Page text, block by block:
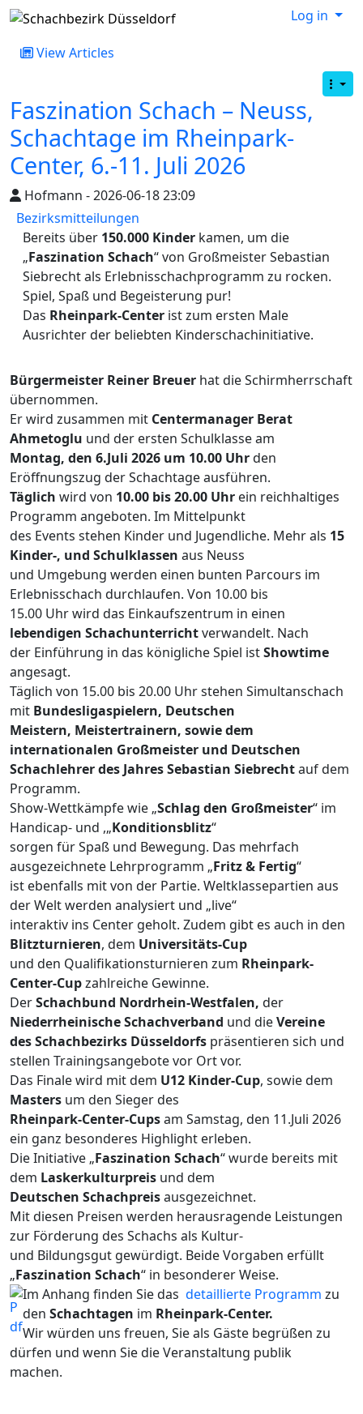
Log in
View Articles
Faszination Schach – Neuss,
Schachtage im Rheinpark-
Center, 6.-11. Juli 2026
Hofmann - 2026-06-18 23:09
Bezirksmitteilungen
Bereits über 150.000 Kinder kamen, um die
„Faszination Schach“ von Großmeister Sebastian
Siebrecht als Erlebnisschachprogramm zu rocken.
Spiel, Spaß und Begeisterung pur!
Das Rheinpark-Center ist zum ersten Male
Ausrichter der beliebten Kinderschachinitiative.
Bürgermeister Reiner Breuer hat die Schirmherrschaft
übernommen.
Er wird zusammen mit Centermanager Berat
Ahmetoglu und der ersten Schulklasse am
Montag, den 6.Juli 2026 um 10.00 Uhrden
Eröffnungszug der Schachtage ausführen.
Täglich wird von 10.00 bis 20.00 Uhr ein reichhaltiges
Programm angeboten. Im Mittelpunkt
des Events stehen Kinder und Jugendliche. Mehr als 15
Kinder-, und Schulklassen aus Neuss
und Umgebung werden einen bunten Parcours im
Erlebnisschach durchlaufen. Von 10.00 bis
15.00 Uhr wird das Einkaufszentrum in einen
lebendigen Schachunterrichtverwandelt. Nach
der Einführung in das königliche Spiel istShowtime
angesagt.
Täglich von 15.00 bis 20.00 Uhr stehen Simultanschach
mit Bundesligaspielern, Deutschen
Meistern, Meistertrainern, sowie dem
internationalen Großmeister und Deutschen
Schachlehrer des Jahres Sebastian Siebrechtauf dem
Programm.
Show-Wettkämpfe wie „Schlag den Großmeister“ im
Handicap- und ,„Konditionsblitz“
sorgen für Spaß und Bewegung. Das mehrfach
ausgezeichnete Lehrprogramm „Fritz & Fertig“
ist ebenfalls mit von der Partie. Weltklassepartien aus
der Welt werden analysiert und „live“
interaktiv ins Center geholt. Zudem gibt es auch in den
Blitzturnieren, dem Universitäts-Cup
und den Qualifikationsturnieren zum Rheinpark-
Center-Cupzahlreiche Gewinne.
DerSchachbund Nordrhein-Westfalen, der
Niederrheinische Schachverband und dieVereine
des Schachbezirks Düsseldorfs präsentieren sich und
stellen Trainingsangebote vor Ort vor.
Das Finale wird mit dem U12 Kinder-Cup, sowie dem
Masters um den Sieger des
Rheinpark-Center-Cupsam Samstag, den 11.Juli 2026
ein ganz besonderes Highlight erleben.
Die Initiative „Faszination Schach“ wurde bereits mit
dem Laskerkulturpreis und dem
Deutschen Schachpreisausgezeichnet.
Mit diesen Preisen werden herausragende Leistungen
zur Förderung des Schachs als Kultur-
und Bildungsgut gewürdigt. Beide Vorgaben erfüllt
„Faszination Schach“ in besonderer Weise.
Im Anhang finden Sie das detaillierte Programm zu
den Schachtagen im Rheinpark-Center.
Wir würden uns freuen, Sie als Gäste begrüßen zu
dürfen und wenn Sie die Veranstaltung publik
machen.